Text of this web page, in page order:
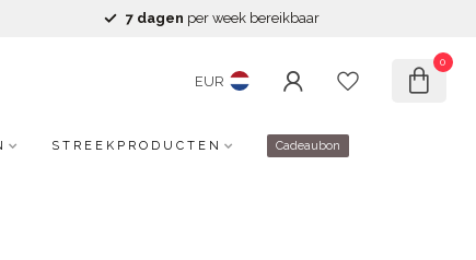
7 dagen per week bereikbaar
EUR
0
STREEKPRODUCTEN Cadeaubon